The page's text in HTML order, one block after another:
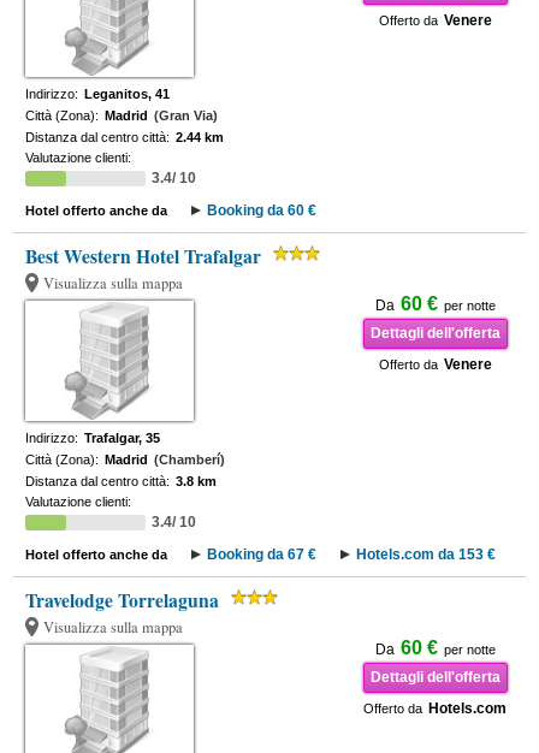
Offerto da Venere
Indirizzo: Leganitos, 41
Città (Zona): Madrid (Gran Via)
Distanza dal centro città: 2.44 km
Valutazione clienti:
3.4/ 10
Hotel offerto anche da Booking da 60 €
Best Western Hotel Trafalgar
Visualizza sulla mappa
Da 60 € per notte
Dettagli dell'offerta
Offerto da Venere
Indirizzo: Trafalgar, 35
Città (Zona): Madrid (Chamberí)
Distanza dal centro città: 3.8 km
Valutazione clienti:
3.4/ 10
Hotel offerto anche da Booking da 67 € Hotels.com da 153 €
Travelodge Torrelaguna
Visualizza sulla mappa
Da 60 € per notte
Dettagli dell'offerta
Offerto da Hotels.com